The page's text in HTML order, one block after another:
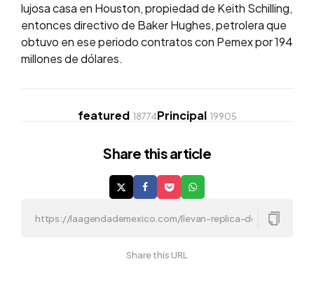
lujosa casa en Houston, propiedad de Keith Schilling,
entonces directivo de Baker Hughes, petrolera que
obtuvo en ese periodo contratos con Pemex por 194
millones de dólares.
featured 18774Principal 19905
Share this article
Share this URL